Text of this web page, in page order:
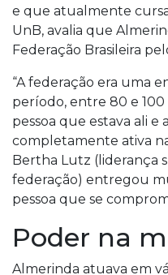
e que atualmente
UnB, avalia que
Federação Brasileira
“A federação era uma
período, entre 80 e
pessoa que estava ali e
completamente ativa
Bertha Lutz (liderança
federação) entregou
pessoa que se
Poder na
Almerinda atuava em